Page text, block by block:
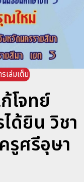
เล่มเต็ม
โจทย์
ด้ยิน วิชา
ศรีอุษา